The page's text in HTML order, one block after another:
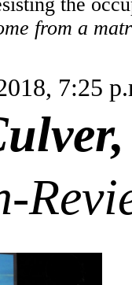
from a
7:25